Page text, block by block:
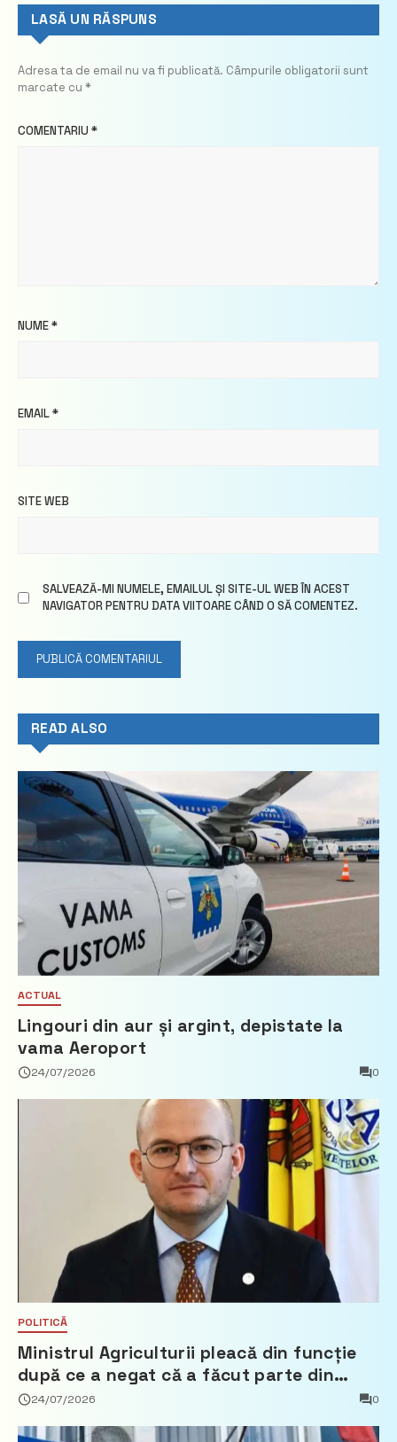
LASĂ UN RĂSPUNS
Adresa ta de email nu va fi publicată. Câmpurile obligatorii sunt
marcate cu *
COMENTARIU *
NUME*
EMAIL*
SITE WEB
SALVEAZĂ-MI NUMELE, EMAILUL ȘI SITE-UL WEB ÎN ACEST
NAVIGATOR PENTRU DATA VIITOARE CÂND O SĂ COMENTEZ.
READ ALSO
ACTUAL
Lingouri din aur și argint, depistate la
vama Aeroport
24/07/2026 0
POLITICĂ
Ministrul Agriculturii pleacă din funcție
după ce a negat că a făcut parte din
Partidul Democrat
24/07/2026 0